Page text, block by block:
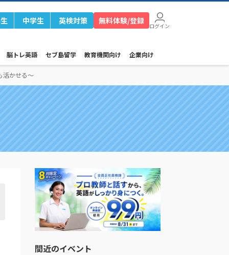
中学生 英検対策 無料体験/登録
ログイン
脳トレ英語 セブ島留学 教育機関向け 企業向け
活かせる〜
間近のイベント​